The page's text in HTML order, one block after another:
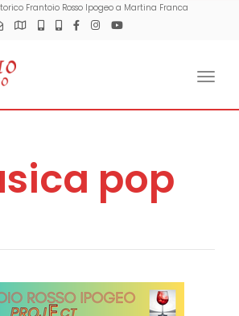
Frantoio Rosso Ipogeo a Martina Franca
pop